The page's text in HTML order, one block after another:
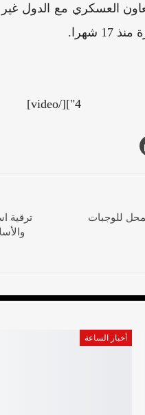
العسكري مع الدول
شهرا.
4"][/video]
للوجبات
والأسلاك
أخبار الساعة